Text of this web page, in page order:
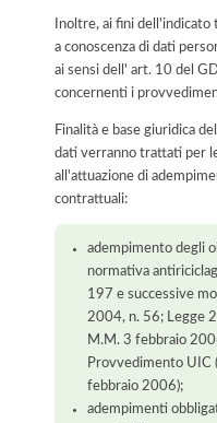
Inoltre, ai fini
a conoscenza di dati
ai sensi dell' art. 10 del
concernenti i
Finalità e base giuridica
dati verranno trattati per
all'attuazione di
contrattuali:
adempimento degli
normativa
197 e successive
2004, n. 56; Legge
M.M. 3 febbraio
Provvedimento UIC
febbraio 2006);
adempimenti